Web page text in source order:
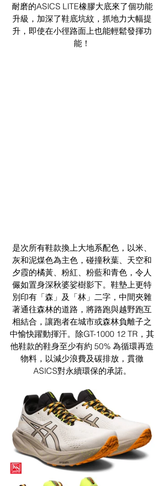
耐磨的ASICS LITE橡膠大底來了個功能
升級，加深了鞋底坑紋，抓地力大幅提
升，即使在小徑路面上也能輕鬆發揮功
能！
是次所有鞋款換上大地系配色，以米、
灰和泥煤色為主色，碰撞秋葉、天空和
夕霞的橘黃、粉紅、粉藍和青色，令人
儼如置身深秋婆娑樹影下。鞋墊上更特
別印有「森」及「林」二字，中間夾雜
著通往森林的道路，將路跑與越野跑互
相結合，讓跑者在城市或森林負離子之
中愉快躍動揮汗。除GT-1000 12 TR，其
他鞋款的鞋身至少有約 50% 為循環再造
物料，以減少浪費及碳排放，貫徹
ASICS對永續環保的承諾。